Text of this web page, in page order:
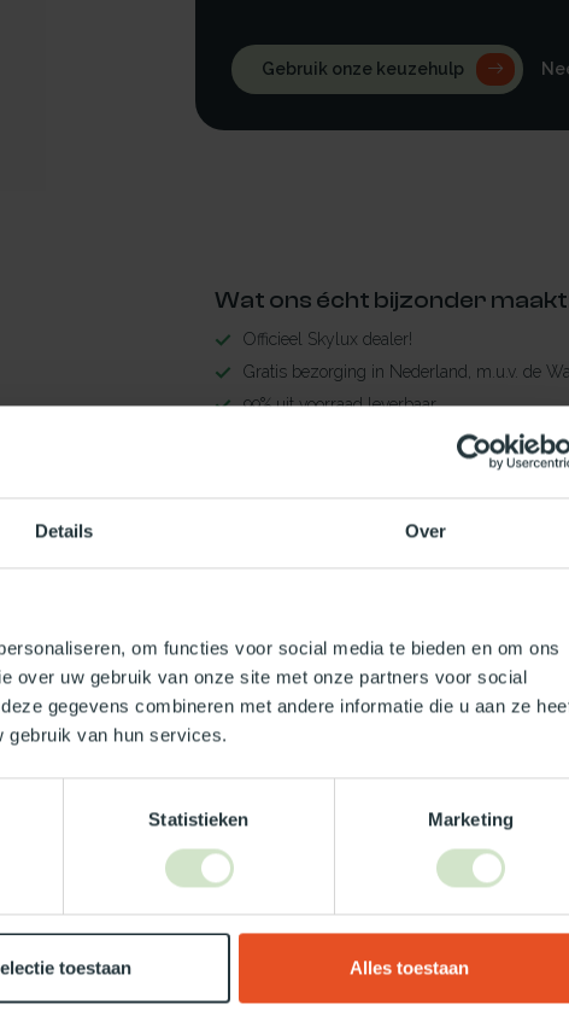
Details Over
om functies voor social media te bieden en om ons
over uw gebruik van onze site met onze partners voor social
gegevens combineren met andere informatie die u aan ze
gebruik van hun services.
Statistieken Marketing
toestaan Alles toestaan
Gebruik onze keuzehulp
toevoegen
Wat ons écht bijzonder
Officieel Skylux dealer!
Gratis bezorging in Nederland, m.u.v. de
99% uit voorraad leverbaar
Maak jouw bestelling
https://www.natuurlijklicht.nl/